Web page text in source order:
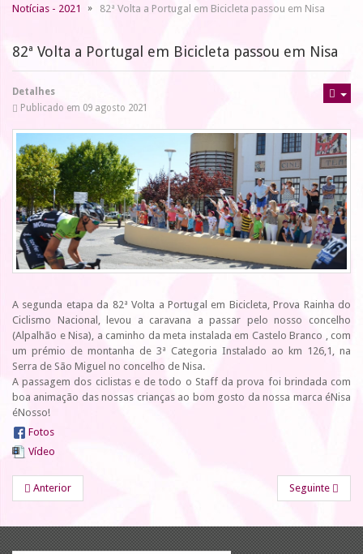
Notícias - 2021
82ª Volta a Portugal em Bicicleta passou em Nisa
82ª Volta a Portugal em Bicicleta passou em Nisa
Detalhes
Publicado em 09 agosto 2021
A segunda etapa da 82ª Volta a Portugal em Bicicleta, Prova Rainha do
Ciclismo Nacional, levou a caravana a passar pelo nosso concelho
(Alpalhão e Nisa), a caminho da meta instalada em Castelo Branco , com
um prémio de montanha de 3ª Categoria Instalado ao km 126,1, na
Serra de São Miguel no concelho de Nisa.
A passagem dos ciclistas e de todo o Staff da prova foi brindada com
boa animação das nossas crianças ao bom gosto da nossa marca éNisa
éNosso!
Fotos
Vídeo
Anterior Seguinte